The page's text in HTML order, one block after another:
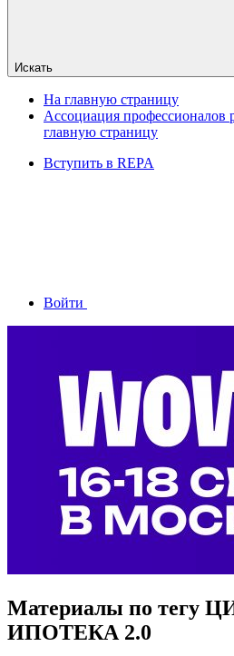
Искать
На главную страницу
Ассоциация
главную страницу
Вступить в REPA
Войти
Материалы по тегу
ИПОТЕКА 2.0